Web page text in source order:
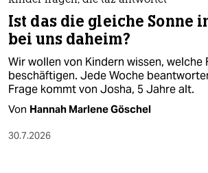
wahrheit
verlag
verlag
shop
Ist das die gleiche Sonne
bei uns daheim?
Wir wollen von Kindern wissen, welche
beschäftigen. Jede Woche
Frage kommt von Josha, 5 Jahre alt.
Von Hannah Marlene Göschel
30.7.2026